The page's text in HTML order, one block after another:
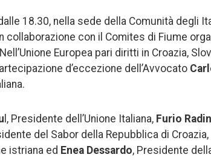
18.30, nella sede della Comunità degli
collaborazione con il Comites di Fiume
Europea pari diritti in Croazia,
d’eccezione dell’Avvocato
l, Presidente dell’Unione Italiana, Furio Radin
del Sabor della Repubblica di Croazia,
istriana ed Enea Dessardo, Presidente